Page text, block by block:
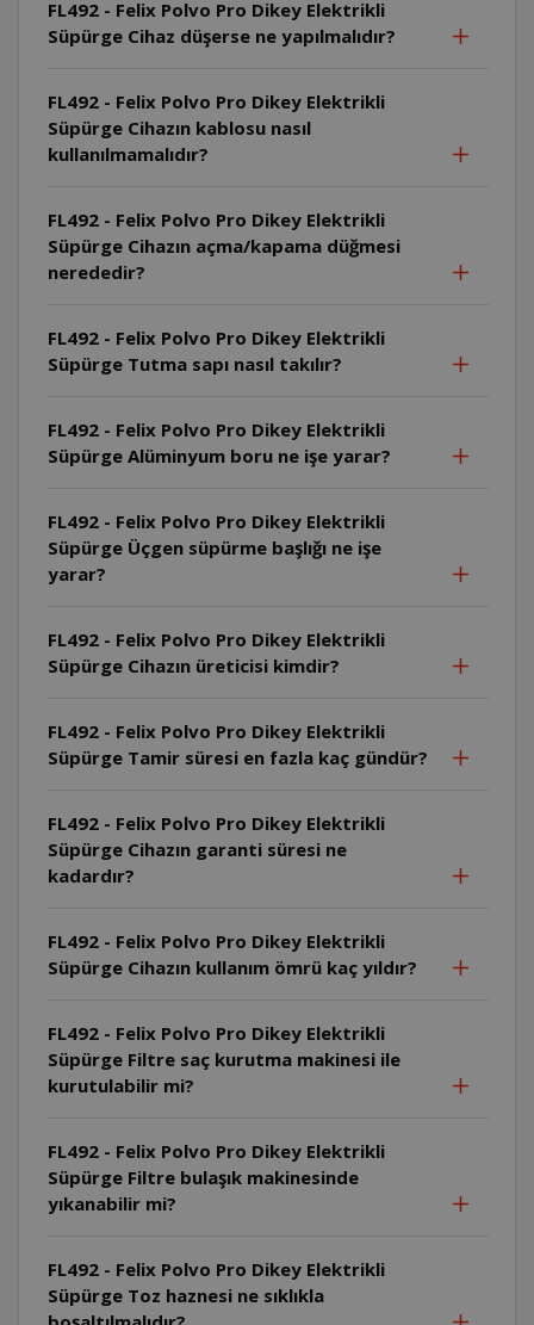
FL492 - Felix Polvo Pro Dikey Elektrikli
Süpürge Cihaz düşerse ne yapılmalıdır?
FL492 - Felix Polvo Pro Dikey Elektrikli
Süpürge Cihazın kablosu nasıl
kullanılmamalıdır?
FL492 - Felix Polvo Pro Dikey Elektrikli
Süpürge Cihazın açma/kapama düğmesi
nerededir?
FL492 - Felix Polvo Pro Dikey Elektrikli
Süpürge Tutma sapı nasıl takılır?
FL492 - Felix Polvo Pro Dikey Elektrikli
Süpürge Alüminyum boru ne işe yarar?
FL492 - Felix Polvo Pro Dikey Elektrikli
Süpürge Üçgen süpürme başlığı ne işe
yarar?
FL492 - Felix Polvo Pro Dikey Elektrikli
Süpürge Cihazın üreticisi kimdir?
FL492 - Felix Polvo Pro Dikey Elektrikli
Süpürge Tamir süresi en fazla kaç gündür?
FL492 - Felix Polvo Pro Dikey Elektrikli
Süpürge Cihazın garanti süresi ne
kadardır?
FL492 - Felix Polvo Pro Dikey Elektrikli
Süpürge Cihazın kullanım ömrü kaç yıldır?
FL492 - Felix Polvo Pro Dikey Elektrikli
Süpürge Filtre saç kurutma makinesi ile
kurutulabilir mi?
FL492 - Felix Polvo Pro Dikey Elektrikli
Süpürge Filtre bulaşık makinesinde
yıkanabilir mi?
FL492 - Felix Polvo Pro Dikey Elektrikli
Süpürge Toz haznesi ne sıklıkla